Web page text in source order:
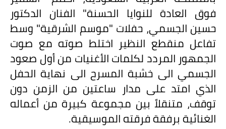
فوق العادة للنوايا الحسنة" الفنان الدكتور
حسين الجسمي، حفلات "موسم الشرقية" وسط
تفاعل منقطع النظير اختلط صوته مع صوت
الجمهور المردد لكلمات الأغنيات من أول صعود
الجسمي الى خشبة المسرح الى نهاية الحفل
الذي امتد على مدار ساعتين من الزمن دون
توقف، متنقلاً بين مجموعة كبيرة من أعماله
الغنائية برفقة فرقته الموسيقية.